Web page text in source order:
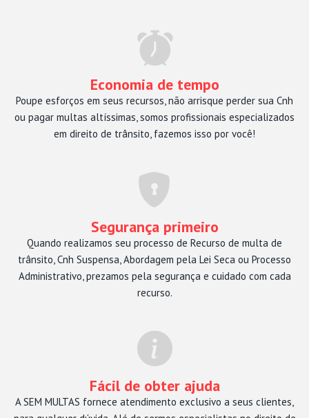
Economia de tempo
Poupe esforços em seus recursos, não arrisque perder sua Cnh
ou pagar multas altíssimas, somos profissionais especializados
em direito de trânsito, fazemos isso por você!
Segurança primeiro
Quando realizamos seu processo de Recurso de multa de
trânsito, Cnh Suspensa, Abordagem pela Lei Seca ou Processo
Administrativo, prezamos pela segurança e cuidado com cada
recurso.
Fácil de obter ajuda
A SEM MULTAS fornece atendimento exclusivo a seus clientes,